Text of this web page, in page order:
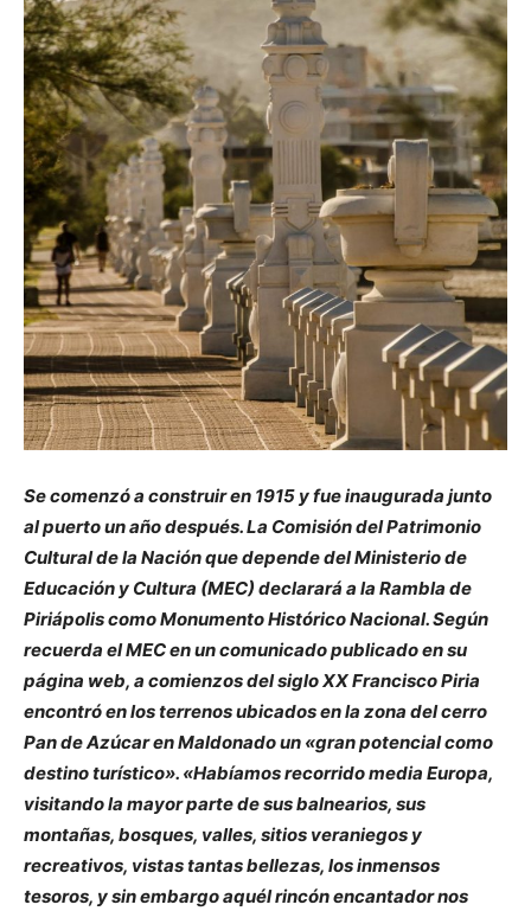
Se comenzó a construir en 1915 y fue inaugurada junto
al puerto un año después. La Comisión del Patrimonio
Cultural de la Nación que depende del Ministerio de
Educación y Cultura (MEC) declarará a la Rambla de
Piriápolis como Monumento Histórico Nacional. Según
recuerda el MEC en un comunicado publicado en su
página web, a comienzos del siglo XX Francisco Piria
encontró en los terrenos ubicados en la zona del cerro
Pan de Azúcar en Maldonado un «gran potencial como
destino turístico». «Habíamos recorrido media Europa,
visitando la mayor parte de sus balnearios, sus
montañas, bosques, valles, sitios veraniegos y
recreativos, vistas tantas bellezas, los inmensos
tesoros, y sin embargo aquél rincón encantador nos